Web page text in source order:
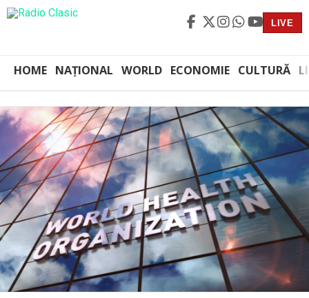
LIVE
HOME NAȚIONAL WORLD ECONOMIE CULTURĂ